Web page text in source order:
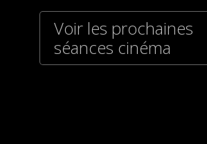
Voir les prochaines
séances cinéma